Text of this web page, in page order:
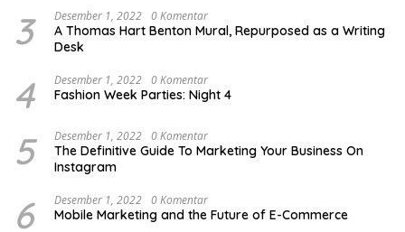
3 Desember 1, 2022 0 Komentar
A Thomas Hart Benton Mural, Repurposed as a Writing
Desk
4 Desember 1, 2022 0 Komentar
Fashion Week Parties: Night 4
5 Desember 1, 2022 0 Komentar
The Definitive Guide To Marketing Your Business On
Instagram
6 Desember 1, 2022 0 Komentar
Mobile Marketing and the Future of E-Commerce